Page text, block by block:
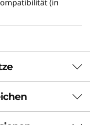
(in